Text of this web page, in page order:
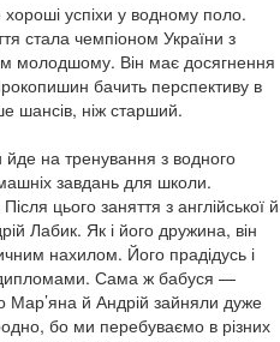
успіхи у водному поло.
стала чемпіоном України з
молодшому. Він має досягнення
бачить перспективу в
шансів, ніж старший.
йде на тренування з водного
завдань для школи.
цього заняття з англійської й
Лабик. Як і його дружина, він
нахилом. Його прадідусь і
дипломами. Сама ж бабуся —
й Андрій зайняли дуже
бо ми перебуваємо в різних